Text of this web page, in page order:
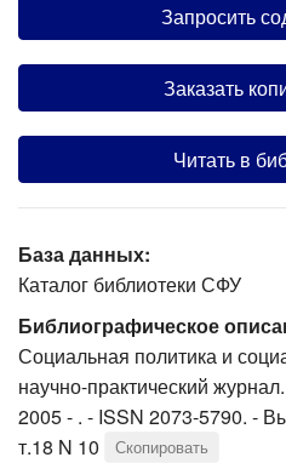
Запросить
Заказать
Читать в
База данных:
Каталог библиотеки СФУ
Библиографическое
Социальная политика и
научно-практический
2005 - . - ISSN 2073-5790. -
т.18 N 10
Скопировать